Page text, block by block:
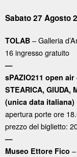
Sabato 27 Agosto
TOLAB – Galleria
16 ingresso gratuito
—
sPAZIO211 open air
STEARICA, GIUDA,
(unica data italiana)
apertura porte ore
prezzo del biglietto:
—
Museo Ettore Fico